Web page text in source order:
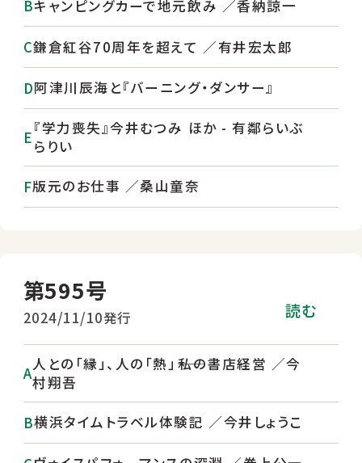
キャンピングカーで地元飲み ／香納諒一
鎌倉紅谷70周年を超えて ／有井宏太郎
阿津川辰海と『バーニング・ダンサー』
『学力喪失』今井むつみ ほか - 有鄰らいぶ
らりい
版元のお仕事 ／桑山童奈
第595号
2024/11/10発行 読む
人との「縁」、人の「熱」――私の書店経営 ／今
村翔吾
横浜タイムトラベル体験記 ／今井しょうこ